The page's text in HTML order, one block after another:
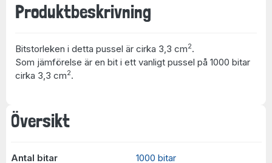
Översikt
Antal bitar
1000 bitar
Produktbeskrivning
Bitstorleken i detta pussel är cirka 3,3 cm2.
Som jämförelse är en bit i ett vanligt pussel på 1000 bitar
cirka 3,3 cm2.